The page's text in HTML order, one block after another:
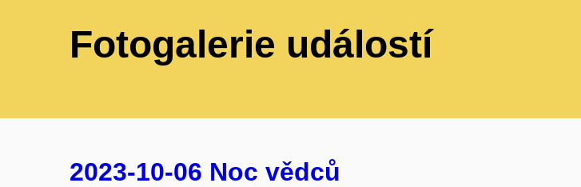
Fotogalerie událostí
2023-10-06 Noc vědců